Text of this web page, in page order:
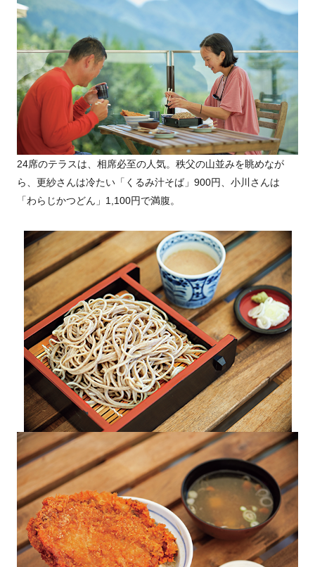
24席のテラスは、相席必至の人気。秩父の山並みを眺めなが
ら、更紗さんは冷たい「くるみ汁そば」900円、小川さんは
「わらじかつどん」1,100円で満腹。